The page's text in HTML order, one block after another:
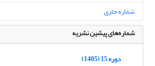
شماره جاری
شماره‌های پیشین نشریه
دوره 15 (1405)